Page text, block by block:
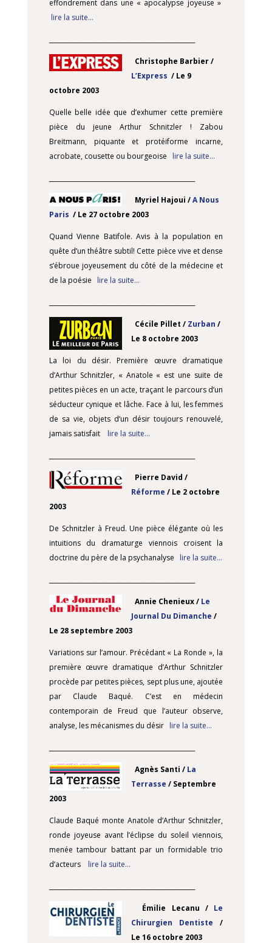
effondrement dans une « apocalypse joyeuse »
lire la suite…
Christophe Barbier /
L’Express / Le 9
octobre 2003
Quelle belle idée que d’exhumer cette première
pièce du jeune Arthur Schnitzler ! Zabou
Breitmann, piquante et protéiforme incarne,
acrobate, cousette ou bourgeoise lire la suite…
Myriel Hajoui /A Nous
Paris / Le 27 octobre 2003
Quand Vienne Batifole. Avis à la population en
quête d’un théâtre subtil! Cette pièce vive et dense
s’ébroue joyeusement du côté de la médecine et
de la poésie lire la suite…
Cécile Pillet / Zurban /
Le 8 octobre 2003
La loi du désir. Première œuvre dramatique
d’Arthur Schnitzler, « Anatole « est une suite de
petites pièces en un acte, traçant le parcours d’un
séducteur cynique et lâche. Face à lui, les femmes
de sa vie, objets d’un désir toujours renouvelé,
jamais satisfait lire la suite…
Pierre David /
Réforme / Le 2 octobre
2003
De Schnitzler à Freud. Une pièce élégante où les
intuitions du dramaturge viennois croisent la
doctrine du père de la psychanalyse lire la suite…
Annie Chenieux / Le
Journal Du Dimanche /
Le 28 septembre 2003
Variations sur l’amour. Précédant « La Ronde », la
première œuvre dramatique d’Arthur Schnitzler
procède par petites pièces, sept plus une, ajoutée
par Claude Baqué. C’est en médecin
contemporain de Freud que l’auteur observe,
analyse, les mécanismes du désir lire la suite…
Agnès Santi / La
Terrasse / Septembre
2003
Claude Baqué monte Anatole d’Arthur Schnitzler,
ronde joyeuse avant l’éclipse du soleil viennois,
menée tambour battant par un formidable trio
d’acteurs lire la suite…
Émilie Lecanu / Le
Chirurgien Dentiste/
Le 16 octobre 2003